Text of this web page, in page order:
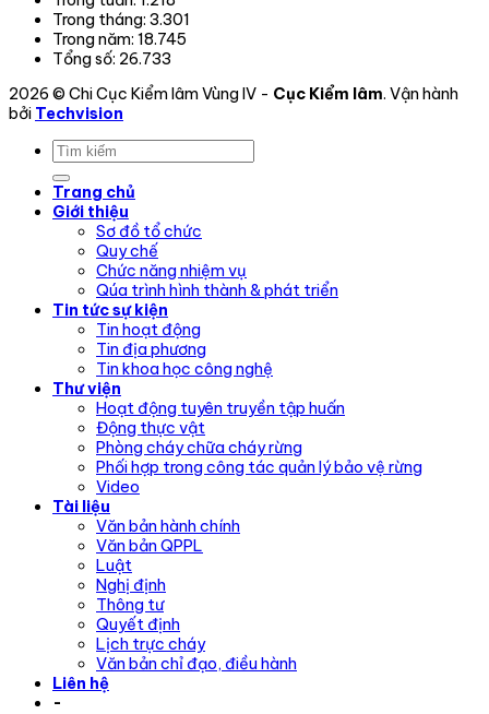
Trong tháng: 3.301
Trong năm: 18.745
Tổng số: 26.733
2026 © Chi Cục Kiểm lâm Vùng IV - Cục Kiểm lâm. Vận hành
bởi Techvision
Trang chủ
Giới thiệu
Sơ đồ tổ chức
Quy chế
Chức năng nhiệm vụ
Qúa trình hình thành & phát triển
Tin tức sự kiện
Tin hoạt động
Tin địa phương
Tin khoa học công nghệ
Thư viện
Hoạt động tuyên truyền tập huấn
Động thực vật
Phòng cháy chữa cháy rừng
Phối hợp trong công tác quản lý bảo vệ rừng
Video
Tài liệu
Văn bản hành chính
Văn bản QPPL
Luật
Nghị định
Thông tư
Quyết định
Lịch trực cháy
Văn bản chỉ đạo, điều hành
Liên hệ
-